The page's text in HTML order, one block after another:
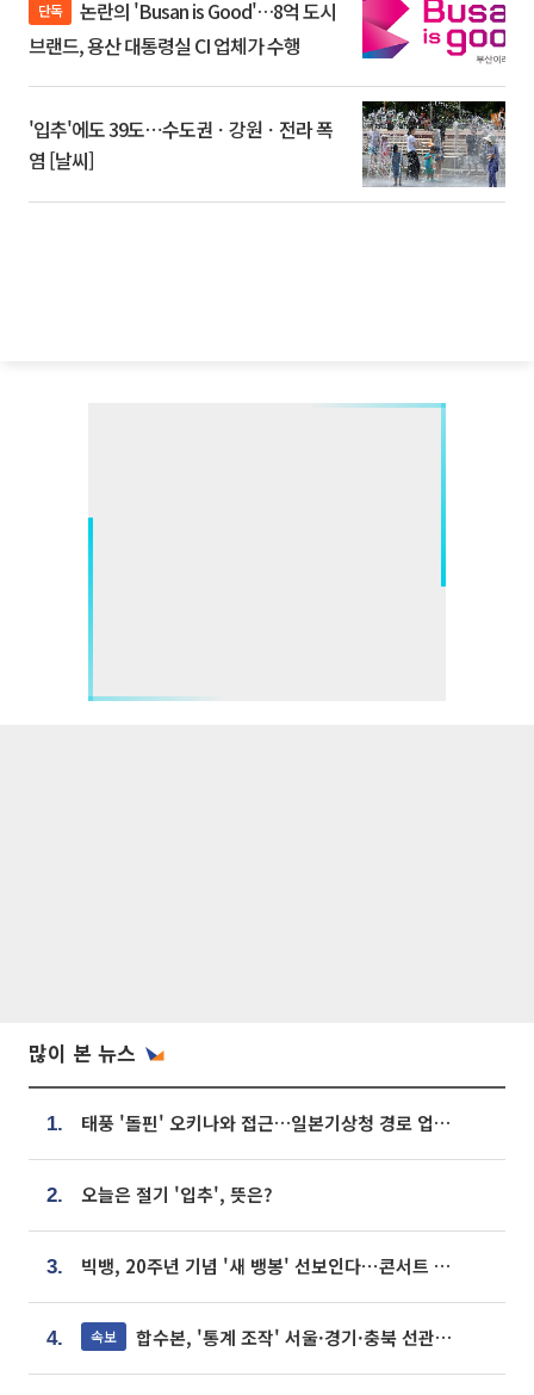
단독
브랜드, 용산 대통령실 CI 업체가 수행
'입추'에도 39도⋯수도권ㆍ강원ㆍ전라 폭
염 [날씨]
많이 본 뉴스
1. 태풍 '돌핀' 오키나와 접근…일본기상청 경로 업데이트
2. 오늘은 절기 '입추', 뜻은?
3. 빅뱅, 20주년 기념 '새 뱅봉' 선보인다⋯콘서트 앞두고 팝업 개최
4. 속보 합수본, '통계 조작' 서울·경기·충북 선관위 등 추가 압수수색